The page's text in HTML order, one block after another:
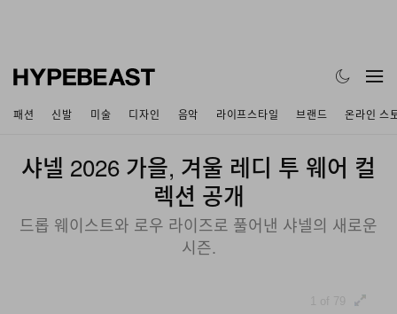
패션 신발 미술 디자인 음악 라이프스타일 브랜드 온라인 스
샤넬 2026 가을, 겨울 레디 투 웨어 컬
렉션 공개
드롭 웨이스트와 로우 라이즈로 풀어낸 샤넬의 새로운
시즌.